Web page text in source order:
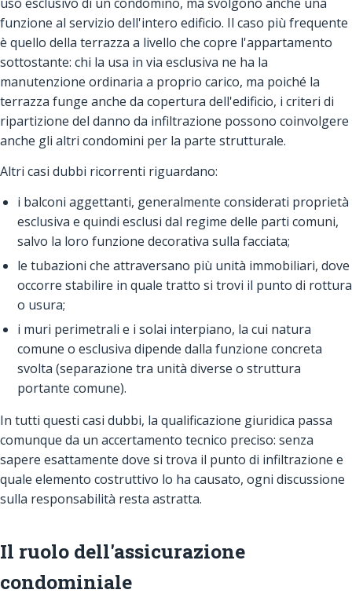
funzione al servizio dell'intero edificio. Il caso più frequente
è quello della terrazza a livello che copre l'appartamento
sottostante: chi la usa in via esclusiva ne ha la
manutenzione ordinaria a proprio carico, ma poiché la
terrazza funge anche da copertura dell'edificio, i criteri di
ripartizione del danno da infiltrazione possono coinvolgere
anche gli altri condomini per la parte strutturale.
Altri casi dubbi ricorrenti riguardano:
i balconi aggettanti, generalmente considerati proprietà
esclusiva e quindi esclusi dal regime delle parti comuni,
salvo la loro funzione decorativa sulla facciata;
le tubazioni che attraversano più unità immobiliari, dove
occorre stabilire in quale tratto si trovi il punto di rottura
o usura;
i muri perimetrali e i solai interpiano, la cui natura
comune o esclusiva dipende dalla funzione concreta
svolta (separazione tra unità diverse o struttura
portante comune).
In tutti questi casi dubbi, la qualificazione giuridica passa
comunque da un accertamento tecnico preciso: senza
sapere esattamente dove si trova il punto di infiltrazione e
quale elemento costruttivo lo ha causato, ogni discussione
sulla responsabilità resta astratta.
Il ruolo dell'assicurazione
condominiale